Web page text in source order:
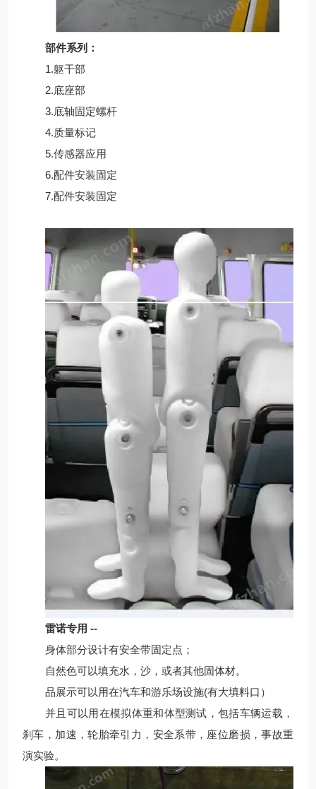
部件系列：
1.躯干部
2.底座部
3.底轴固定螺杆
4.质量标记
5.传感器应用
6.配件安装固定
7.配件安装固定
雷诺专用 --
身体部分设计有安全带固定点；
自然色可以填充水，沙，或者其他固体材。
品展示可以用在汽车和游乐场设施(有大填料口）
并且可以用在模拟体重和体型测试，包括车辆运载，
刹车，加速，轮胎牵引力，安全系带，座位磨损，事故重
演实验。